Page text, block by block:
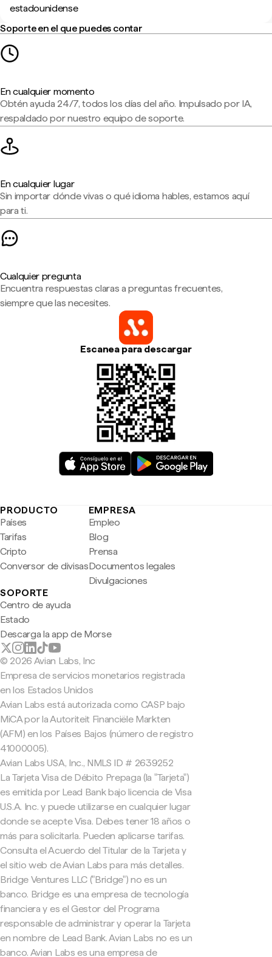
estadounidense
Soporte en el que puedes contar
En cualquier momento
Obtén ayuda 24/7, todos los días del año. Impulsado por IA,
respaldado por nuestro equipo de soporte.
En cualquier lugar
Sin importar dónde vivas o qué idioma hables, estamos aquí
para ti.
Cualquier pregunta
Encuentra respuestas claras a preguntas frecuentes,
siempre que las necesites.
Escanea para descargar
PRODUCTO
Países
Tarifas
Cripto
Conversor de divisas
EMPRESA
Empleo
Blog
Prensa
Documentos legales
Divulgaciones
SOPORTE
Centro de ayuda
Estado
Descarga la app de Morse
© 2026 Avian Labs, Inc
Empresa de servicios monetarios registrada
en los Estados Unidos
Avian Labs está autorizada como CASP bajo
MiCA por la Autoriteit Financiële Markten
(AFM) en los Países Bajos (número de registro
41000005).
Avian Labs USA, Inc., NMLS ID # 2639252
La Tarjeta Visa de Débito Prepaga (la "Tarjeta")
es emitida por Lead Bank bajo licencia de Visa
U.S.A. Inc. y puede utilizarse en cualquier lugar
donde se acepte Visa. Debes tener 18 años o
más para solicitarla. Pueden aplicarse tarifas.
Consulta el Acuerdo del Titular de la Tarjeta y
el sitio web de Avian Labs para más detalles.
Bridge Ventures LLC ("Bridge") no es un
banco. Bridge es una empresa de tecnología
financiera y es el Gestor del Programa
responsable de administrar y operar la Tarjeta
en nombre de Lead Bank. Avian Labs no es un
banco. Avian Labs es una empresa de